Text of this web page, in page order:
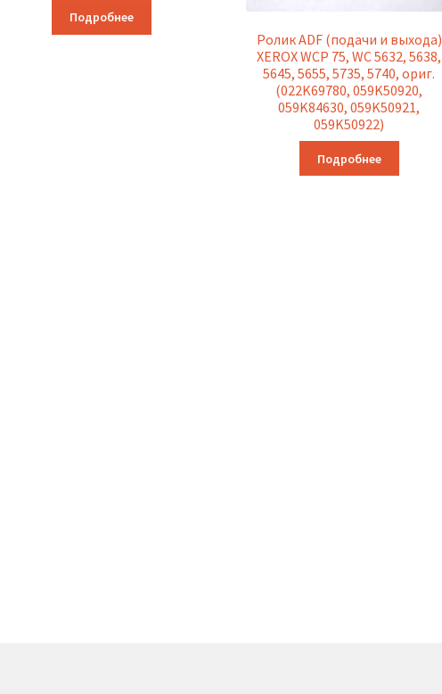
Подробнее
Ролик ADF (подачи и выхода)
XEROX WCP 75, WC 5632, 5638,
5645, 5655, 5735, 5740, ориг.
(022K69780, 059K50920,
059K84630, 059K50921,
059K50922)
Подробнее